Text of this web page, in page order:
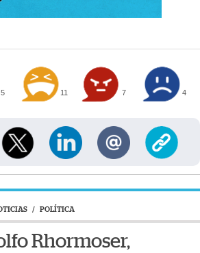
5 11 7 4
/ POLÍTICA
Rhormoser,